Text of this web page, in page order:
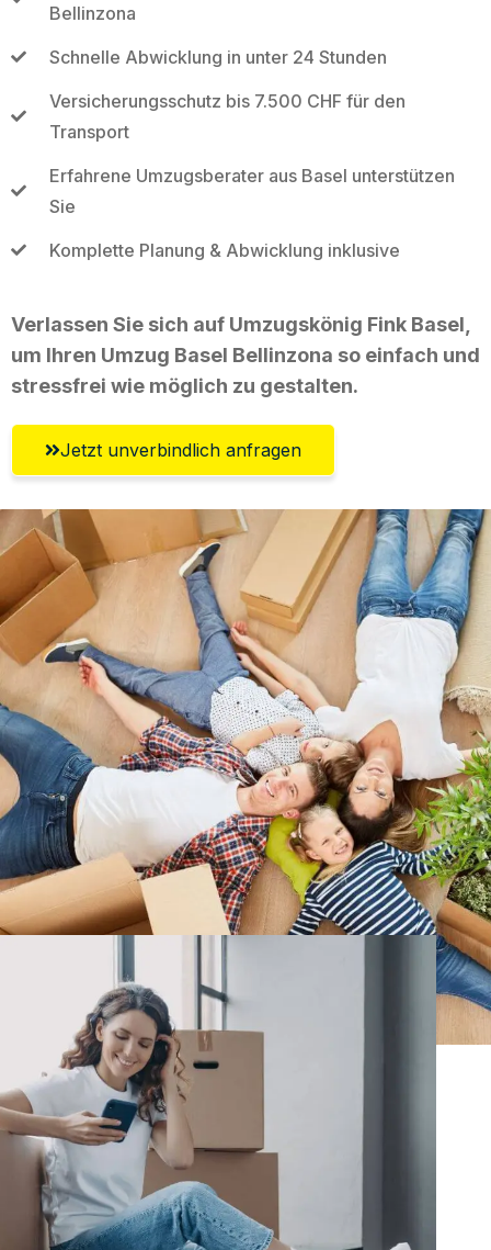
Bellinzona
Schnelle Abwicklung in unter 24 Stunden
Versicherungsschutz bis 7.500 CHF für den
Transport
Erfahrene Umzugsberater aus Basel unterstützen
Sie
Komplette Planung & Abwicklung inklusive
Verlassen Sie sich auf Umzugskönig Fink Basel,
um Ihren Umzug Basel Bellinzona so einfach und
stressfrei wie möglich zu gestalten.
Jetzt unverbindlich anfragen